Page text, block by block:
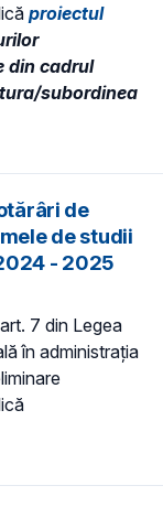
proiectul
din cadrul
subordinea
de
de studii
- 2025
7 din Legea
în administraţia